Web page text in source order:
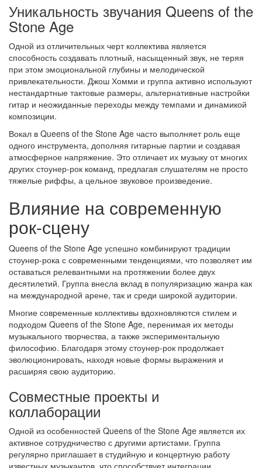
Уникальность звучания Queens of the
Stone Age
Одной из отличительных черт коллектива является
способность создавать плотный, насыщенный звук, не теряя
при этом эмоциональной глубины и мелодической
привлекательности. Джош Хомми и группа активно используют
нестандартные тактовые размеры, альтернативные настройки
гитар и неожиданные переходы между темпами и динамикой
композиции.
Вокал в Queens of the Stone Age часто выполняет роль еще
одного инструмента, дополняя гитарные партии и создавая
атмосферное напряжение. Это отличает их музыку от многих
других стоунер-рок команд, предлагая слушателям не просто
тяжелые риффы, а цельное звуковое произведение.
Влияние на современную
рок-сцену
Queens of the Stone Age успешно комбинируют традиции
стоунер-рока с современными тенденциями, что позволяет им
оставаться релевантными на протяжении более двух
десятилетий. Группа внесла вклад в популяризацию жанра как
на международной арене, так и среди широкой аудитории.
Многие современные коллективы вдохновляются стилем и
подходом Queens of the Stone Age, перенимая их методы
музыкального творчества, а также экспериментальную
философию. Благодаря этому стоунер-рок продолжает
эволюционировать, находя новые формы выражения и
расширяя свою аудиторию.
Совместные проекты и
коллаборации
Одной из особенностей Queens of the Stone Age является их
активное сотрудничество с другими артистами. Группа
регулярно приглашает в студийную и концертную работу